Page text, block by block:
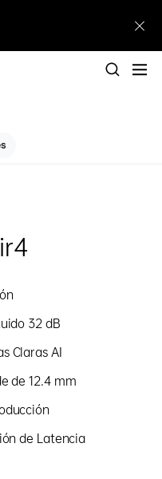
32 dB
Claras AI
de 12.4 mm
de Latencia